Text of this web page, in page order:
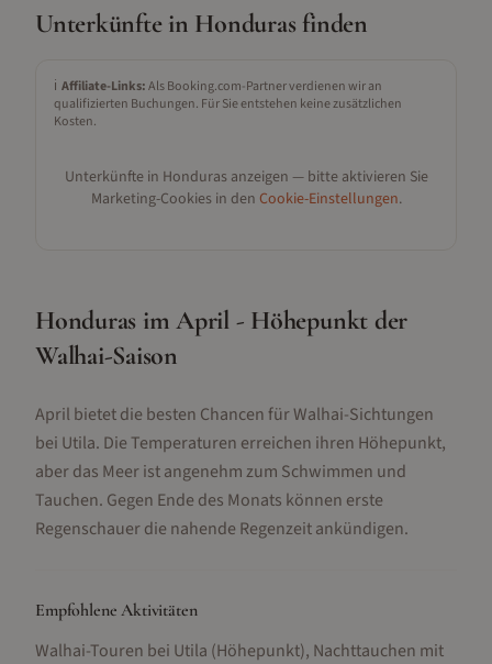
Unterkünfte in Honduras finden
ℹ️ Affiliate-Links:Als Booking.com-Partner verdienen wir an
qualifizierten Buchungen. Für Sie entstehen keine zusätzlichen
Kosten.
Unterkünfte in Hondurasanzeigen — bitte aktivieren Sie
Marketing-Cookies in den Cookie-Einstellungen.
Honduras im April - Höhepunkt der
Walhai-Saison
April bietet die besten Chancen für Walhai-Sichtungen
bei Utila. Die Temperaturen erreichen ihren Höhepunkt,
aber das Meer ist angenehm zum Schwimmen und
Tauchen. Gegen Ende des Monats können erste
Regenschauer die nahende Regenzeit ankündigen.
Empfohlene Aktivitäten
Walhai-Touren bei Utila (Höhepunkt), Nachttauchen mit